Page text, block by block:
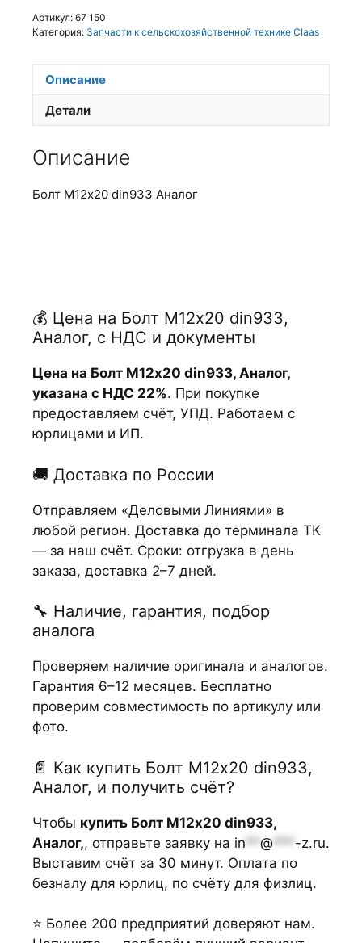
Артикул: 67 150
Категория: Запчасти к сельскохозяйственной технике Claas
Описание
Детали
Описание
Болт М12х20 din933 Аналог
💰 Цена на Болт М12х20 din933,
Аналог, с НДС и документы
Цена на Болт М12х20 din933, Аналог,
указана с НДС 22%. При покупке
предоставляем счёт, УПД. Работаем с
юрлицами и ИП.
🚚 Доставка по России
Отправляем «Деловыми Линиями» в
любой регион. Доставка до терминала ТК
— за наш счёт. Сроки: отгрузка в день
заказа, доставка 2–7 дней.
🔧 Наличие, гарантия, подбор
аналога
Проверяем наличие оригинала и аналогов.
Гарантия 6–12 месяцев. Бесплатно
проверим совместимость по артикулу или
фото.
📄 Как купить Болт М12х20 din933,
Аналог, и получить счёт?
Чтобы купить Болт М12х20 din933,
Аналог,, отправьте заявку на in ** @ *** -z.ru.
Выставим счёт за 30 минут. Оплата по
безналу для юрлиц, по счёту для физлиц.
⭐ Более 200 предприятий доверяют нам.